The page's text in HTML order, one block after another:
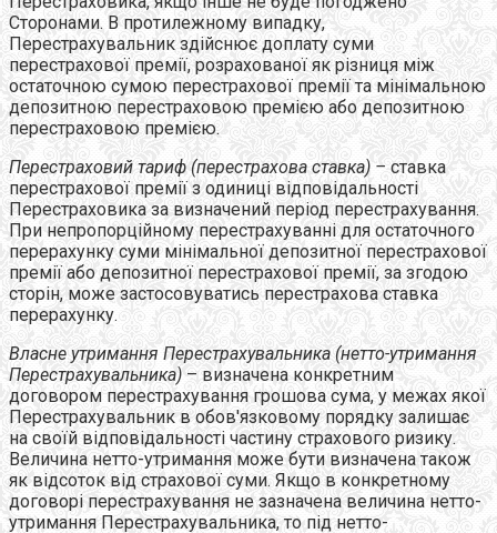
Сторонами. В протилежному випадку,
Перестрахувальник здійснює доплату суми
перестрахової премії, розрахованої як різниця між
остаточною сумою перестрахової премії та мінімальною
депозитною перестраховою премією або депозитною
перестраховою премією.
Перестраховий тариф (перестрахова ставка) – ставка
перестрахової премії з одиниці відповідальності
Перестраховика за визначений період перестрахування.
При непропорційному перестрахуванні для остаточного
перерахунку суми мінімальної депозитної перестрахової
премії або депозитної перестрахової премії, за згодою
сторін, може застосовуватись перестрахова ставка
перерахунку.
Власне утримання Перестрахувальника (нетто-утримання
Перестрахувальника) – визначена конкретним
договором перестрахування грошова сума, у межах якої
Перестрахувальник в обов'язковому порядку залишає
на своїй відповідальності частину страхового ризику.
Величина нетто-утримання може бути визначена також
як відсоток від страхової суми. Якщо в конкретному
договорі перестрахування не зазначена величина нетто-
утримання Перестрахувальника, то під нетто-